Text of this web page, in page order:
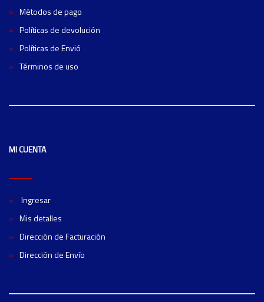
Métodos de pago
Políticas de devolución
Políticas de Envió
Términos de uso
MI CUENTA
Ingresar
Mis detalles
Dirección de Facturación
Dirección de Envío